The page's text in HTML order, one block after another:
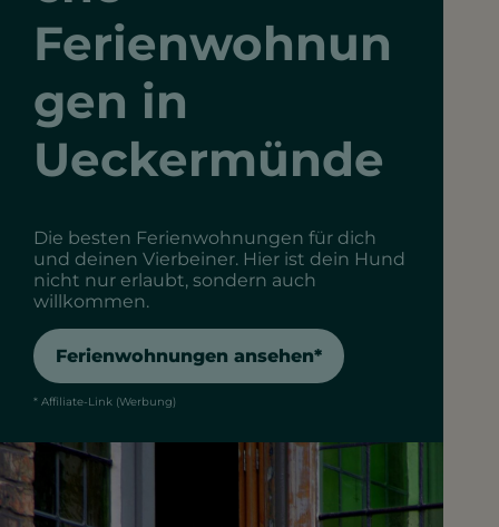
Ferienwohnun
gen in
Ueckermünde
Die besten Ferienwohnungen für dich
und deinen Vierbeiner. Hier ist dein Hund
nicht nur erlaubt, sondern auch
willkommen.
Ferienwohnungen ansehen*
* Affiliate-Link (Werbung)